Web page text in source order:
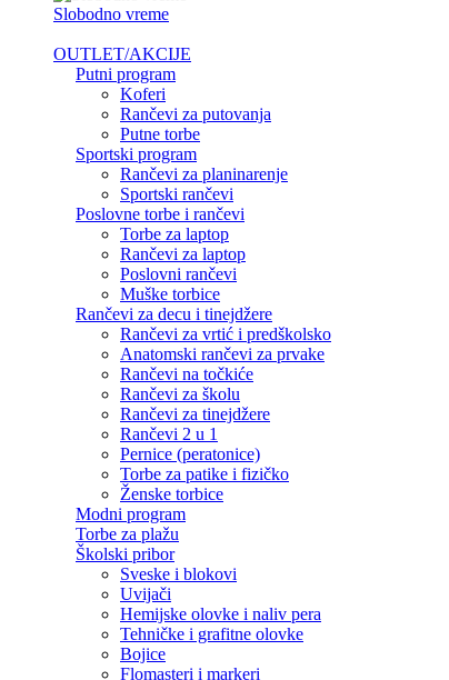
Slobodno vreme
OUTLET/AKCIJE
Putni program
Koferi
Rančevi za putovanja
Putne torbe
Sportski program
Rančevi za planinarenje
Sportski rančevi
Poslovne torbe i rančevi
Torbe za laptop
Rančevi za laptop
Poslovni rančevi
Muške torbice
Rančevi za decu i tinejdžere
Rančevi za vrtić i predškolsko
Anatomski rančevi za prvake
Rančevi na točkiće
Rančevi za školu
Rančevi za tinejdžere
Rančevi 2 u 1
Pernice (peratonice)
Torbe za patike i fizičko
Ženske torbice
Modni program
Torbe za plažu
Školski pribor
Sveske i blokovi
Uvijači
Hemijske olovke i naliv pera
Tehničke i grafitne olovke
Bojice
Flomasteri i markeri